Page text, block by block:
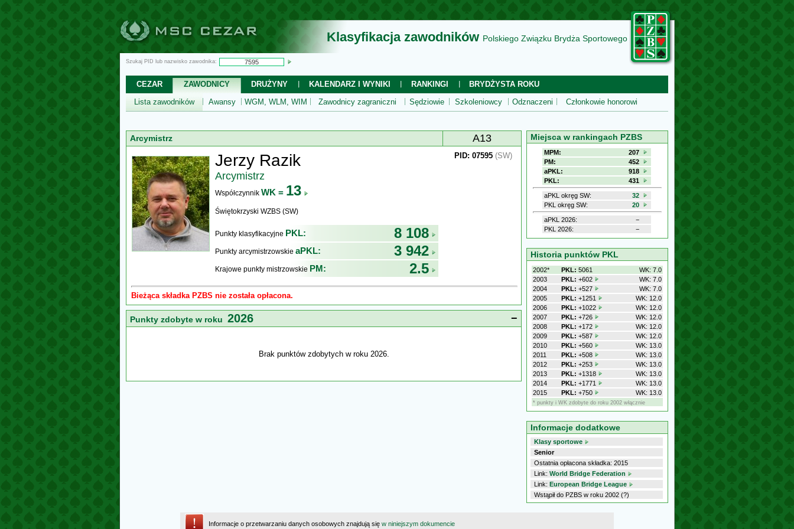
Klasyfikacja zawodników Polskiego Związku Brydża Sportowego
Szukaj PID lub nazwisko zawodnika:
CEZAR ZAWODNICY DRUŻYNY KALENDARZ I WYNIKI RANKINGI
BRYDŻYSTA ROKU
Lista zawodników
Awansy WGM, WLM, WIM Zawodnicy zagraniczni Sędziowie Szkoleniowcy Odznaczeni Członkowie honorowi
Arcymistrz A13
Jerzy Razik
Arcymistrz
Współczynnik WK = 13
Świętokrzyski WZBS (SW)
Punkty klasyfikacyjne PKL: 8 108
Punkty arcymistrzowskie aPKL: 3 942
Krajowe punkty mistrzowskie PM: 2.5
PID: 07595 (SW)
Bieżąca składka PZBS nie została opłacona.
Punkty zdobyte w roku 2026 −
Brak punktów zdobytych w roku 2026.
Miejsca w rankingach PZBS
MPM:
207
PM:
452
aPKL:
918
PKL:
431
aPKL okręg SW:
32
PKL okręg SW:
20
aPKL 2026:
−
PKL 2026:
−
Historia punktów PKL
2002* PKL: 5061
WK: 7.0
2003
PKL: +602
WK: 7.0
2004
PKL: +527
WK: 7.0
2005
PKL: +1251
WK: 12.0
2006
PKL: +1022
WK: 12.0
2007
PKL: +726
WK: 12.0
2008
PKL: +172
WK: 12.0
2009
PKL: +587
WK: 12.0
2010
PKL: +560
WK: 13.0
2011
PKL: +508
WK: 13.0
2012
PKL: +253
WK: 13.0
2013
PKL: +1318
WK: 13.0
2014
PKL: +1771
WK: 13.0
2015
PKL: +750 WK: 13.0
* punkty i WK zdobyte do roku 2002 włącznie
Informacje dodatkowe
Klasy sportowe
Senior
Ostatnia opłacona składka: 2015
Link: World Bridge Federation
Link: European Bridge League
Wstąpił do PZBS w roku 2002 (?)
Informacje o przetwarzaniu danych osobowych znajdują się w niniejszym dokumencie